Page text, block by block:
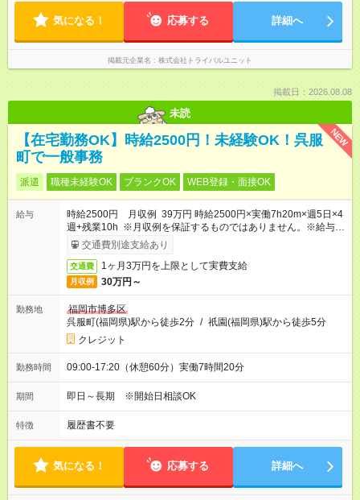
気になる！ 応募する 詳細へ
掲載元企業名 株式会社トライバルユニット
掲載日：2026.08.08
未読
NEW
【在宅勤務OK】時給2500円！未経験OK！呉服
町で一般事務
派遣 職種未経験OK ブランクOK WEB登録・面接OK
給与
時給2500円 月収例 39万円 時給2500円×実働7h20m×週5日×4
週+残業10h ※月収例を保証するものではありません。※給与即
受取りサービス利用可（利用条件有）
交通費別途支給あり
交通費 1ヶ月3万円を上限として実費支給
月収例 30万円～
勤務地
福岡市博多区
呉服町(福岡県)駅から徒歩2分 / 祇園(福岡県)駅から徒歩5分
クレジット
勤務時間 09:00-17:20（休憩60分）実働7時間20分
期間 即日～長期 ※開始日相談OK
特徴 履歴書不要
気になる！ 応募する 詳細へ